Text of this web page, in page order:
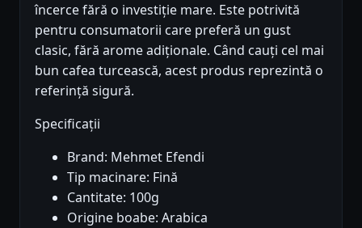
încerce fără o investiție mare. Este potrivită
pentru consumatorii care preferă un gust
clasic, fără arome adiționale. Când cauți cel mai
bun cafea turcească, acest produs reprezintă o
referință sigură.
Specificații
Brand: Mehmet Efendi
Tip macinare: Fină
Cantitate: 100g
Origine boabe: Arabica